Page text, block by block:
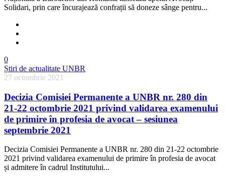
Solidari, prin care încurajează confrații să doneze sânge pentru...
0
Știri de actualitate UNBR
27 octombrie 2021
Decizia Comisiei Permanente a UNBR nr. 280 din
21-22 octombrie 2021 privind validarea examenului
de primire în profesia de avocat – sesiunea
septembrie 2021
Decizia Comisiei Permanente a UNBR nr. 280 din 21-22 octombrie
2021 privind validarea examenului de primire în profesia de avocat
și admitere în cadrul Institutului...